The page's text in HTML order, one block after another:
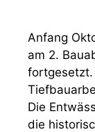
Anfang
am 2.
fortgesetzt.
Die
die